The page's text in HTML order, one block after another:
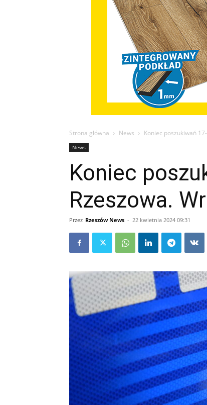
Strona główna News Koniec poszukiwań
News
Koniec
Rzeszowa.
Przez Rzeszów News - 22 kwietnia 2024 09:31